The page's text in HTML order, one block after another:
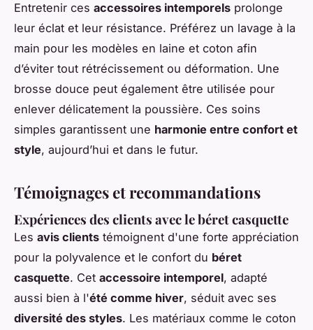
Entretenir ces accessoires intemporels prolonge
leur éclat et leur résistance. Préférez un lavage à la
main pour les modèles en laine et coton afin
d’éviter tout rétrécissement ou déformation. Une
brosse douce peut également être utilisée pour
enlever délicatement la poussière. Ces soins
simples garantissent une harmonie entre confort et
style, aujourd’hui et dans le futur.
Témoignages et recommandations
Expériences des clients avec le béret casquette
Les avis clients témoignent d'une forte appréciation
pour la polyvalence et le confort du béret
casquette. Cet accessoire intemporel, adapté
aussi bien à l'été comme hiver, séduit avec ses
diversité des styles. Les matériaux comme le coton